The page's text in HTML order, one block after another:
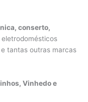
conserto,
eletrodomésticos
e tantas outras marcas
Vinhedo e